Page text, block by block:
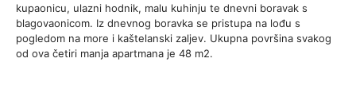
kupaonicu, ulazni hodnik, malu kuhinju te dnevni boravak s
blagovaonicom. Iz dnevnog boravka se pristupa na lođu s
pogledom na more i kaštelanski zaljev. Ukupna površina svakog
od ova četiri manja apartmana je 48 m2.